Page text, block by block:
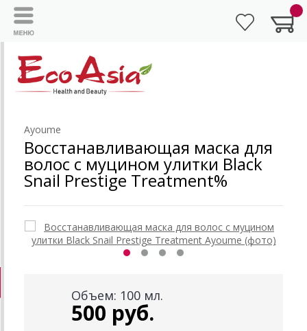
Ayoume
Восстанавливающая маска для
волос с муцином улитки Black
Snail Prestige Treatment%
Объем: 100 мл.
500 руб.